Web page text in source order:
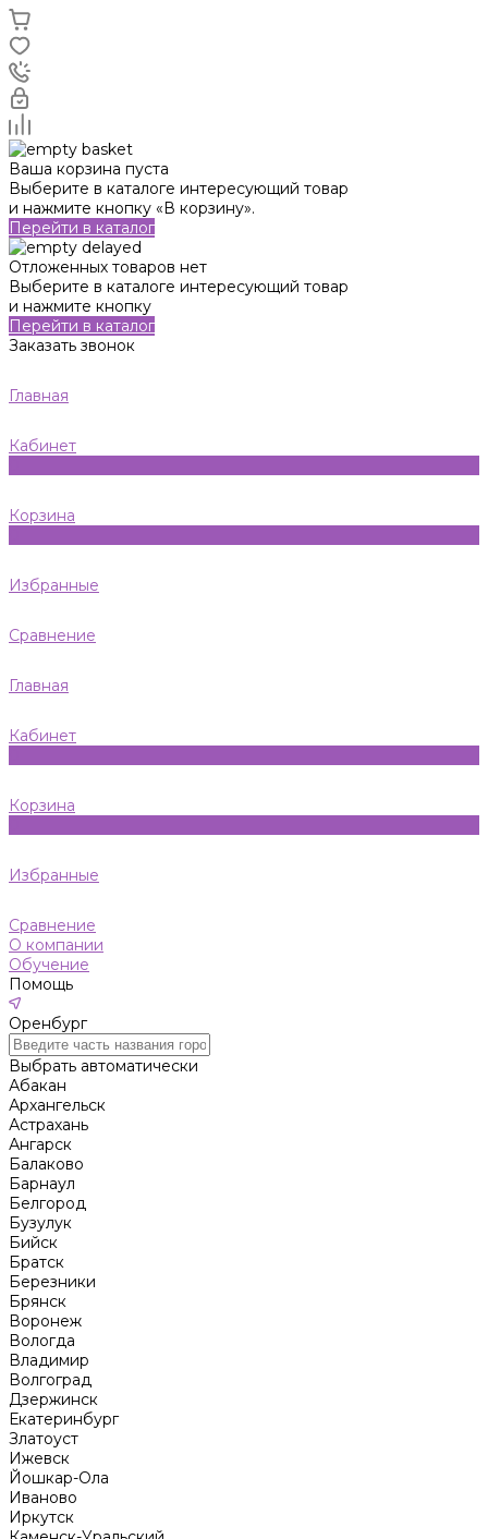
Ваша корзина пуста
Выберите в каталоге интересующий товар
и нажмите кнопку «В корзину».
Перейти в каталог
Отложенных товаров нет
Выберите в каталоге интересующий товар
и нажмите кнопку
Перейти в каталог
Заказать звонок
Главная
Кабинет
Корзина
Избранные
Сравнение
Главная
Кабинет
Корзина
Избранные
Сравнение
О компании
Обучение
Помощь
Оренбург
Выбрать автоматически
Абакан
Архангельск
Астрахань
Ангарск
Балаково
Барнаул
Белгород
Бузулук
Бийск
Братск
Березники
Брянск
Воронеж
Вологда
Владимир
Волгоград
Дзержинск
Екатеринбург
Златоуст
Ижевск
Йошкар-Ола
Иваново
Иркутск